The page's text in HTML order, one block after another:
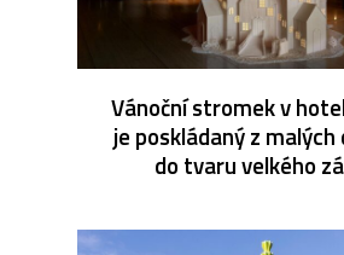
Vánoční stromek v
je poskládaný z malých
do tvaru velkého